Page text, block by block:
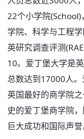
22个小学院
学院、科学与工程
英研究调查评测
10。爱丁堡大学是
总数达到17000人
英国最好的商学院
史的爱丁堡商学院
巨大成功和国际声誉